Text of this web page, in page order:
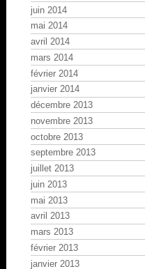
juin 2014
mai 2014
avril 2014
mars 2014
février 2014
janvier 2014
décembre 2013
novembre 2013
octobre 2013
septembre 2013
juillet 2013
juin 2013
mai 2013
avril 2013
mars 2013
février 2013
janvier 2013